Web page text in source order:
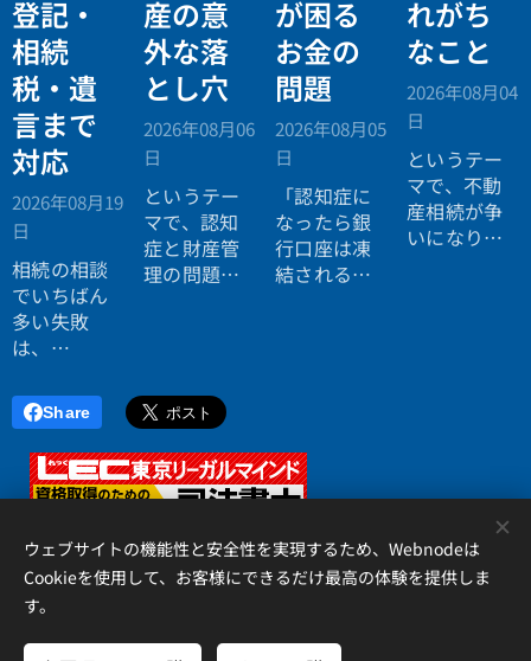
登記・
相続
税・遺
言まで
対応
2026年08月19
日
相続の相談
でいちばん
多い失敗
は、
行ったら登
記の話がで
きず、司法
書士に行っ
たら税金が
い」ことで
す。
産の意
外な落
とし穴
2026年08月06
日
というテー
マで、認知
症と財産管
理の問題に
が困る
お金の
問題
2026年08月05
日
「認知症に
なったら銀
行口座は凍
結されると
れがち
なこと
2026年08月04
日
というテー
マで、不動
産相続が争
いになりや
Share
アイリス国際司法書士・行政書士事務所、 香川県高松市錦町２丁
目１３番７号 松岡ビル２Ｆ 、087-873-2653
ウェブサイトの機能性と安全性を実現するため、Webnodeは
Cookieを使用して、お客様にできるだけ最高の体験を提供しま
す。